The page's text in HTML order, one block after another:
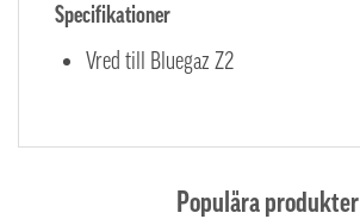
Specifikationer
Vred till Bluegaz Z2
Populära produkter